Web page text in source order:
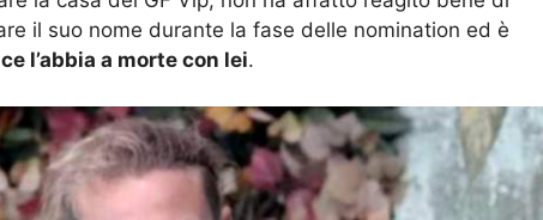
il suo nome durante la fase delle nomination ed è
ce l’abbia a morte con lei.